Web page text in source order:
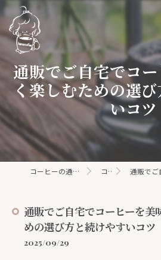
通販でご自宅でコ
く楽しむための選
いコツ
コーヒーの通販ならhanacoffee コラム 通販でご自宅でコ
通販でご自宅でコーヒーを美
めの選び方と続けやすいコツ
2025/09/29